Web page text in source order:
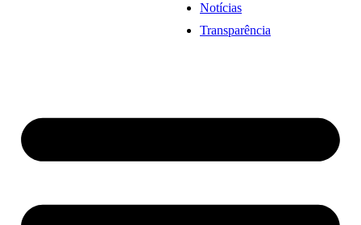
Notícias
Transparência